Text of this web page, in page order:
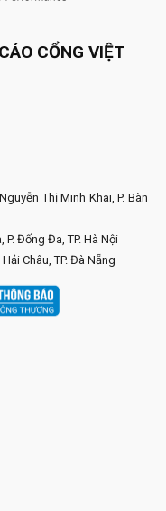
CỔNG VIỆT
Thị Minh Khai, P. Bàn
Đống Đa, TP. Hà Nội
Châu, TP. Đà Nẵng